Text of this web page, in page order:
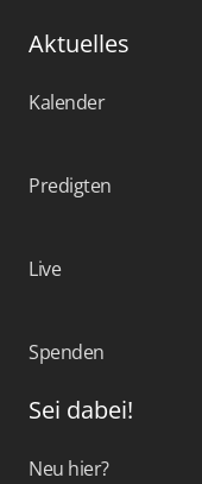
Aktuelles
Kalender
Predigten
Live
Spenden
Sei dabei!
Neu hier?